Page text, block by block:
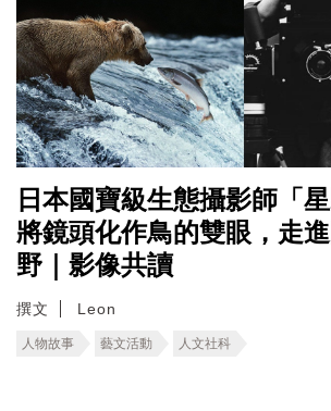
日本國寶級生態攝影師「
將鏡頭化作鳥的雙眼，走
野｜影像共讀
撰文 Leon
人物故事 藝文活動 人文社科